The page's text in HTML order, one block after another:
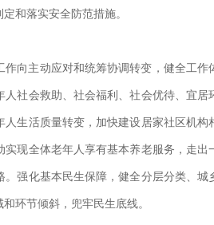
和落实安全防范措施。
作向主动应对和统筹协调转变，健全工
社会救助、社会福利、社会优待、宜
生活质量转变，加快建设居家社区机构
现全体老年人享有基本养老服务，走
强化基本民生保障，健全分层分类、
环节倾斜，兜牢民生底线。